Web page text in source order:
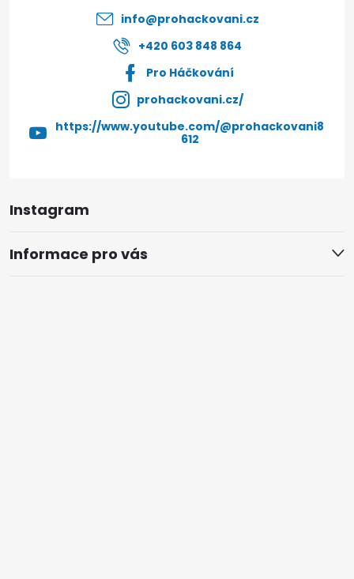
Instagram
Informace pro vás
info@prohackovani.cz
+420 603 848 864
Pro Háčkování
prohackovani.cz/
https://www.youtube.com/@prohackovani8
612